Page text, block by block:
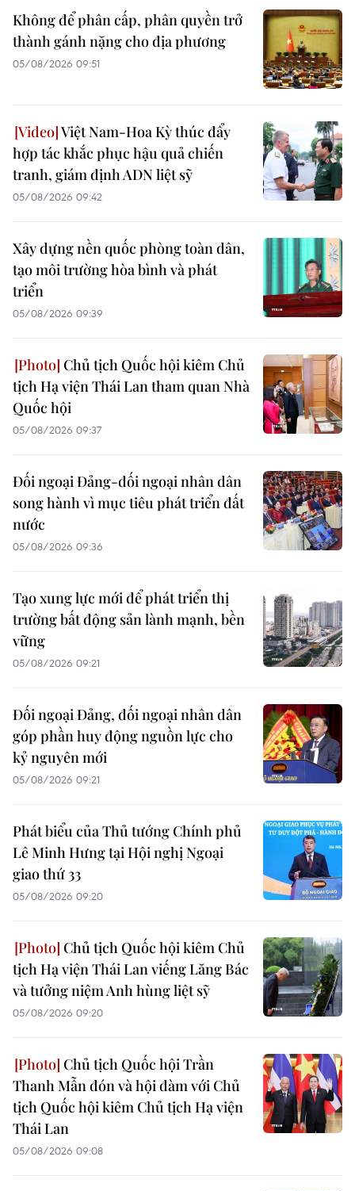
Không để phân cấp, phân quyền trở
thành gánh nặng cho địa phương
05/08/2026 09:51
Việt Nam-Hoa Kỳ thúc đẩy
hợp tác khắc phục hậu quả chiến
tranh, giám định ADN liệt sỹ
05/08/2026 09:42
Xây dựng nền quốc phòng toàn dân,
tạo môi trường hòa bình và phát
triển
05/08/2026 09:39
Chủ tịch Quốc hội kiêm Chủ
tịch Hạ viện Thái Lan tham quan Nhà
Quốc hội
05/08/2026 09:37
Đối ngoại Đảng-đối ngoại nhân dân
song hành vì mục tiêu phát triển đất
nước
05/08/2026 09:36
Tạo xung lực mới để phát triển thị
trường bất động sản lành mạnh, bền
vững
05/08/2026 09:21
Đối ngoại Đảng, đối ngoại nhân dân
góp phần huy động nguồn lực cho
kỷ nguyên mới
05/08/2026 09:21
Phát biểu của Thủ tướng Chính phủ
Lê Minh Hưng tại Hội nghị Ngoại
giao thứ 33
05/08/2026 09:20
Chủ tịch Quốc hội kiêm Chủ
tịch Hạ viện Thái Lan viếng Lăng Bác
và tưởng niệm Anh hùng liệt sỹ
05/08/2026 09:20
Chủ tịch Quốc hội Trần
Thanh Mẫn đón và hội đàm với Chủ
tịch Quốc hội kiêm Chủ tịch Hạ viện
Thái Lan
05/08/2026 09:08